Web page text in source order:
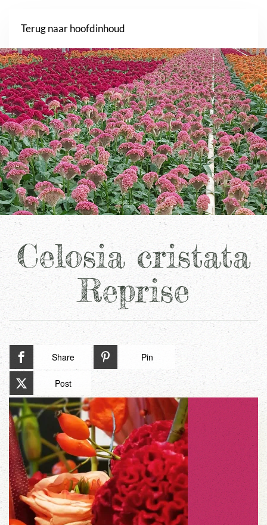
Terug naar hoofdinhoud
Celosia cristata
Reprise
Share Pin
Post